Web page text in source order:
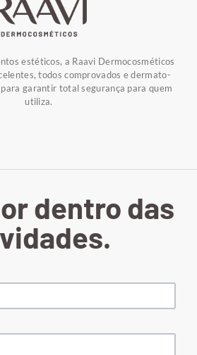
estéticos, a Raavi Dermocosméticos
todos comprovados e dermato-
garantir total segurança para quem
utiliza.
dentro das